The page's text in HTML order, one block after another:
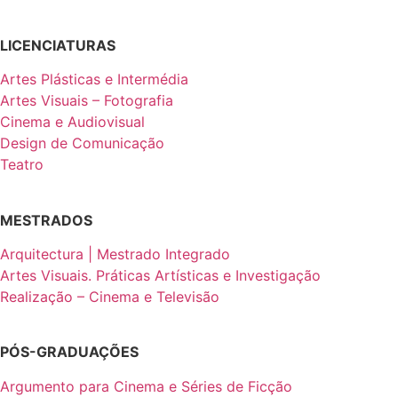
LICENCIATURAS
Artes Plásticas e Intermédia
Artes Visuais – Fotografia
Cinema e Audiovisual
Design de Comunicação
Teatro
MESTRADOS
Arquitectura | Mestrado Integrado
Artes Visuais. Práticas Artísticas e Investigação
Realização – Cinema e Televisão
PÓS-GRADUAÇÕES
Argumento para Cinema e Séries de Ficção